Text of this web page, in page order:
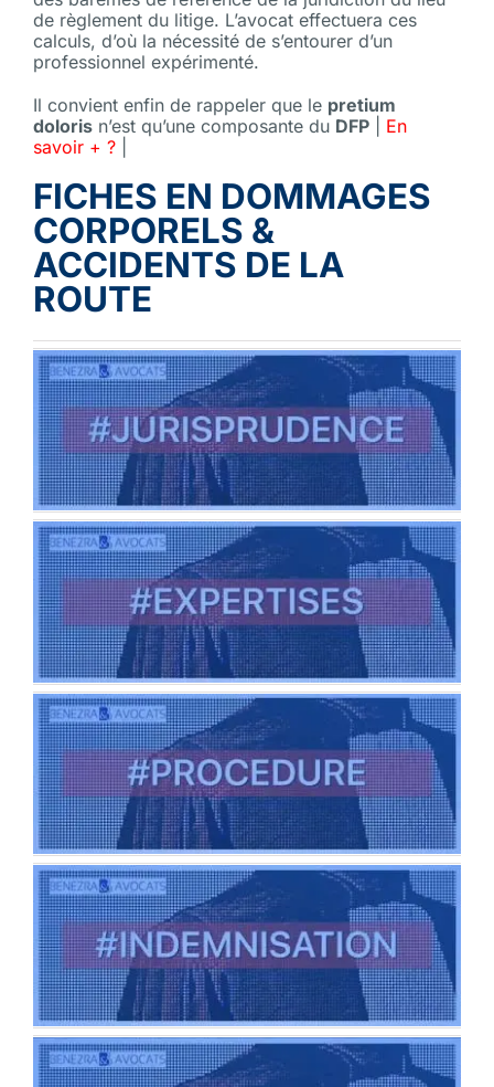
de règlement du litige. L’avocat effectuera ces
calculs, d’où la nécessité de s’entourer d’un
professionnel expérimenté.
Il convient enfin de rappeler que le pretium
doloris n’est qu’une composante du DFP
En
savoir + ?
FICHES EN DOMMAGES
CORPORELS &
ACCIDENTS DE LA
ROUTE